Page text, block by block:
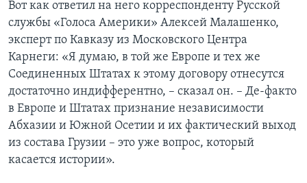
Вот как ответил на него корреспонденту Русской
службы «Голоса Америки» Алексей Малашенко,
эксперт по Кавказу из Московского Центра
Карнеги: «Я думаю, в той же Европе и тех же
Соединенных Штатах к этому договору отнесутся
достаточно индифферентно, – сказал он. – Де-факто
в Европе и Штатах признание независимости
Абхазии и Южной Осетии и их фактический выход
из состава Грузии – это уже вопрос, который
касается истории».